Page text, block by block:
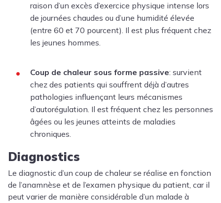
raison d’un excès d’exercice physique intense lors
de journées chaudes ou d’une humidité élevée
(entre 60 et 70 pourcent). Il est plus fréquent chez
les jeunes hommes.
Coup de chaleur sous forme passive: survient
chez des patients qui souffrent déjà d’autres
pathologies influençant leurs mécanismes
d’autorégulation. Il est fréquent chez les personnes
âgées ou les jeunes atteints de maladies
chroniques.
Diagnostics
Le diagnostic d’un coup de chaleur se réalise en fonction
de l’anamnèse et de l’examen physique du patient, car il
peut varier de manière considérable d’un malade à